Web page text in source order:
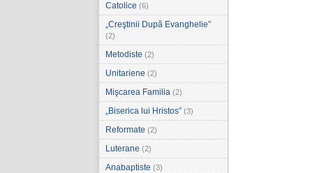
Catolice (6)
„Creştinii După Evanghelie”
(2)
Metodiste (2)
Unitariene (2)
Mişcarea Familia (2)
„Biserica lui Hristos” (3)
Reformate (2)
Luterane (2)
Anabaptiste (3)